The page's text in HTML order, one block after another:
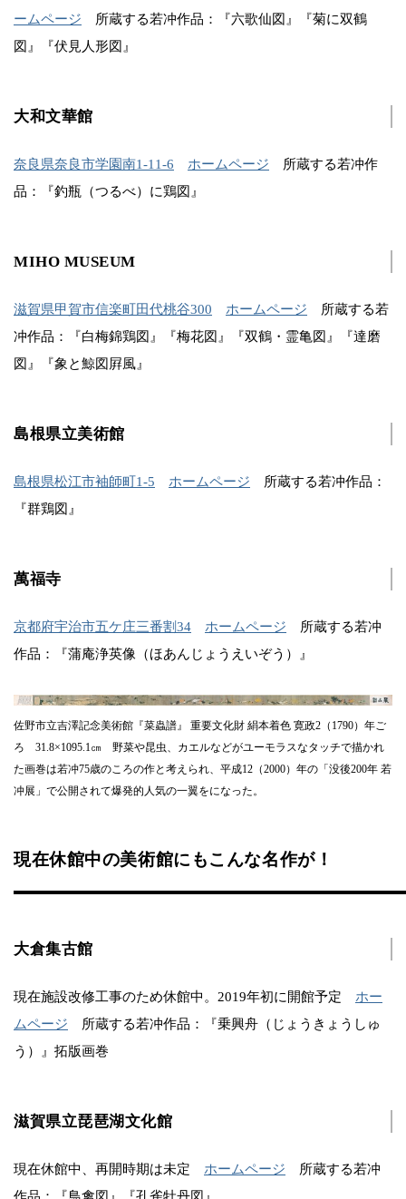
ームページ 所蔵する若冲作品：『六歌仙図』『菊に双鶴
図』『伏見人形図』
大和文華館
奈良県奈良市学園南1-11-6 ホームページ 所蔵する若冲作
品：『釣瓶（つるべ）に鶏図』
MIHO MUSEUM
滋賀県甲賀市信楽町田代桃谷300 ホームページ 所蔵する若
冲作品：『白梅錦鶏図』『梅花図』『双鶴・霊亀図』『達磨
図』『象と鯨図屛風』
島根県立美術館
島根県松江市袖師町1-5 ホームページ 所蔵する若冲作品：
『群鶏図』
萬福寺
京都府宇治市五ケ庄三番割34 ホームページ 所蔵する若冲
作品：『蒲庵浄英像（ほあんじょうえいぞう）』
佐野市立吉澤記念美術館『菜蟲譜』 重要文化財 絹本着色 寛政2（1790）年ご
ろ 31.8×1095.1㎝ 野菜や昆虫、カエルなどがユーモラスなタッチで描かれ
た画巻は若冲75歳のころの作と考えられ、平成12（2000）年の「没後200年 若
冲展」で公開されて爆発的人気の一翼をになった。
現在休館中の美術館にもこんな名作が！
大倉集古館
現在施設改修工事のため休館中。2019年初に開館予定 ホー
ムページ 所蔵する若冲作品：『乗興舟（じょうきょうしゅ
う）』拓版画巻
滋賀県立琵琶湖文化館
現在休館中、再開時期は未定 ホームページ 所蔵する若冲